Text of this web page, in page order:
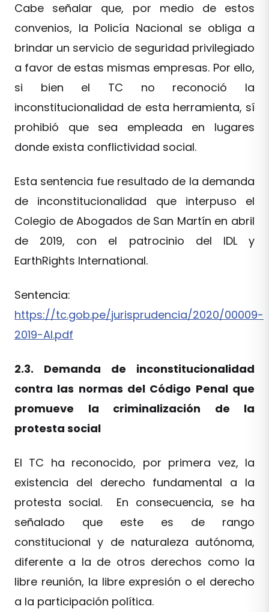
Cabe señalar que, por medio de estos
convenios, la Policía Nacional se obliga a
brindar un servicio de seguridad privilegiado
a favor de estas mismas empresas. Por ello,
si bien el TC no reconoció la
inconstitucionalidad de esta herramienta, sí
prohibió que sea empleada en lugares
donde exista conflictividad social.
Esta sentencia fue resultado de la demanda
de inconstitucionalidad que interpuso el
Colegio de Abogados de San Martín en abril
de 2019, con el patrocinio del IDL y
EarthRights International.
Sentencia:
https://tc.gob.pe/jurisprudencia/2020/00009-
2019-AI.pdf
2.3. Demanda de inconstitucionalidad
contra las normas del Código Penal que
promueve la criminalización de la
protesta social
El TC ha reconocido, por primera vez, la
existencia del derecho fundamental a la
protesta social. En consecuencia, se ha
señalado que este es de rango
constitucional y de naturaleza autónoma,
diferente a la de otros derechos como la
libre reunión, la libre expresión o el derecho
a la participación política.